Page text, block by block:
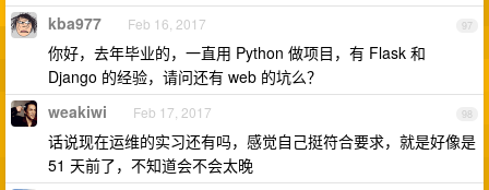
97
kba977 Feb 16, 2017
你好，去年毕业的，一直用 Python 做项目，有 Flask 和
Django 的经验，请问还有 web 的坑么？
98
weakiwi Feb 17, 2017
话说现在运维的实习还有吗，感觉自己挺符合要求，就是好像是
51 天前了，不知道会不会太晚